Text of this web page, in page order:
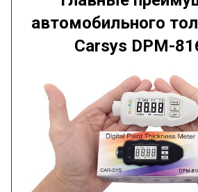
автомобильного
Carsys DPM-